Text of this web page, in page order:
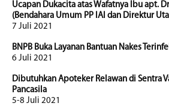
Ucapan Dukacita atas Wafatnya Ibu apt.
(Bendahara Umum PP IAI dan Direktur
7 Juli 2021
BNPB Buka Layanan Bantuan Nakes
6 Juli 2021
Dibutuhkan Apoteker Relawan di Sentra
Pancasila
5-8 Juli 2021